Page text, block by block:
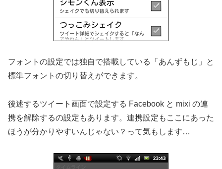
フォントの設定では独自で搭載している「あんずもじ」と
標準フォントの切り替えができます。
後述するツイート画面で設定する Facebook と mixi の連
携を解除するの設定もあります。連携設定もここにあった
ほうが分かりやすいんじゃない？って気もします…